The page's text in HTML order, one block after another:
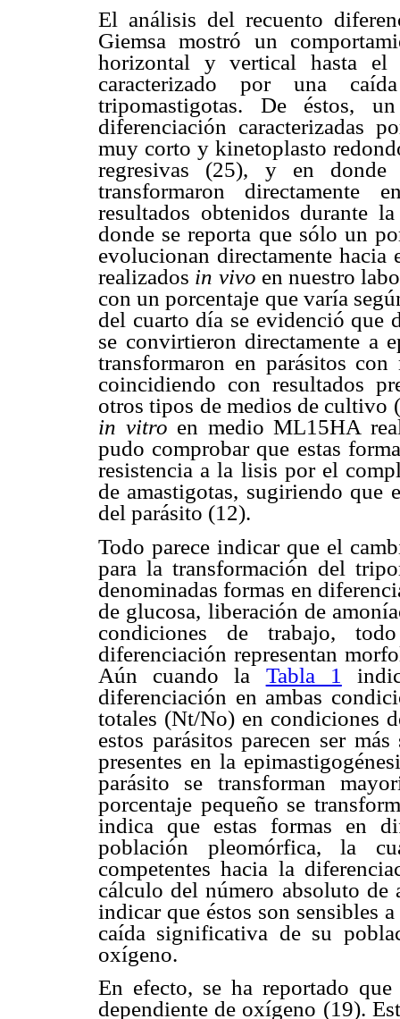
El análisis del recuento
Giemsa mostró un
horizontal y vertical hasta
caracterizado por una
tripomastigotas. De éstos,
diferenciación caracterizadas
muy corto y kinetoplasto
regresivas (25), y en
transformaron directamente
resultados obtenidos durante
donde se reporta que sólo un
evolucionan directamente hacia
realizados in vivo en nuestro
con un porcentaje que varía
del cuarto día se evidenció que
se convirtieron directamente a
transformaron en parásitos
coincidiendo con resultados
otros tipos de medios de cultivo
in vitro en medio ML15HA
pudo comprobar que estas
resistencia a la lisis por el
de amastigotas, sugiriendo que
del parásito (12).
Todo parece indicar que el
para la transformación del
denominadas formas en
de glucosa, liberación de
condiciones de trabajo,
diferenciación representan
Aún cuando la Tabla 1
diferenciación en ambas
totales (Nt/No) en condiciones
estos parásitos parecen ser
presentes en la
parásito se transforman
porcentaje pequeño se
indica que estas formas en
población pleomórfica, la
competentes hacia la
cálculo del número absoluto de
indicar que éstos son sensibles
caída significativa de su
oxígeno.
En efecto, se ha reportado
dependiente de oxígeno (19).